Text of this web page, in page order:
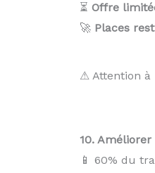
⏳ Offre
🚀 Places
⚠ Attention à
10.
📱 60% du